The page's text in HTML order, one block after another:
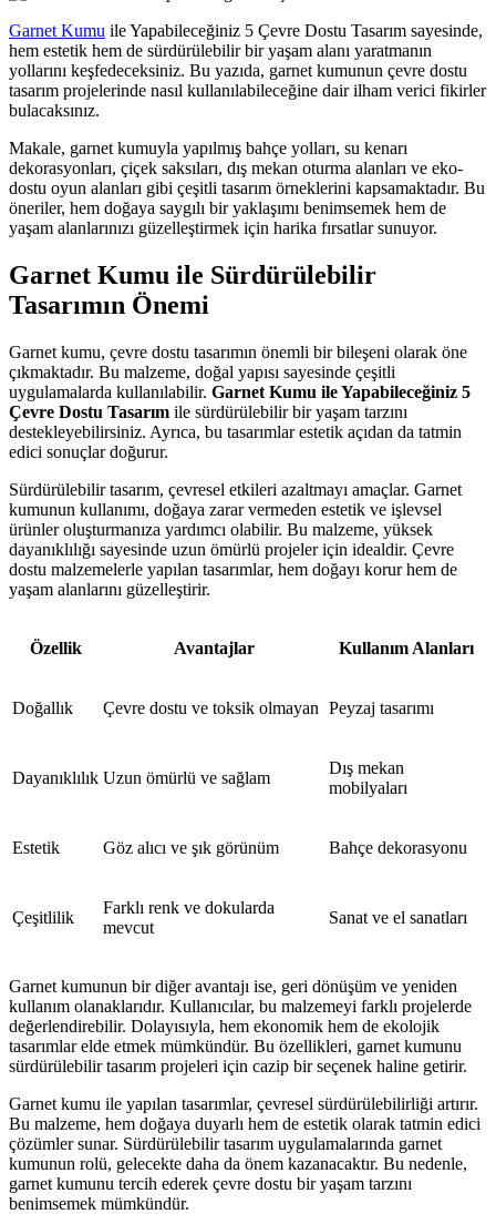
Garnet Kumu ile Yapabileceğiniz 5 Çevre Dostu Tasarım sayesinde,
hem estetik hem de sürdürülebilir bir yaşam alanı yaratmanın
yollarını keşfedeceksiniz. Bu yazıda, garnet kumunun çevre dostu
tasarım projelerinde nasıl kullanılabileceğine dair ilham verici fikirler
bulacaksınız.
Makale, garnet kumuyla yapılmış bahçe yolları, su kenarı
dekorasyonları, çiçek saksıları, dış mekan oturma alanları ve eko-
dostu oyun alanları gibi çeşitli tasarım örneklerini kapsamaktadır. Bu
öneriler, hem doğaya saygılı bir yaklaşımı benimsemek hem de
yaşam alanlarınızı güzelleştirmek için harika fırsatlar sunuyor.
Garnet Kumu ile Sürdürülebilir
Tasarımın Önemi
Garnet kumu, çevre dostu tasarımın önemli bir bileşeni olarak öne
çıkmaktadır. Bu malzeme, doğal yapısı sayesinde çeşitli
uygulamalarda kullanılabilir. Garnet Kumu ile Yapabileceğiniz 5
Çevre Dostu Tasarım ile sürdürülebilir bir yaşam tarzını
destekleyebilirsiniz. Ayrıca, bu tasarımlar estetik açıdan da tatmin
edici sonuçlar doğurur.
Sürdürülebilir tasarım, çevresel etkileri azaltmayı amaçlar. Garnet
kumunun kullanımı, doğaya zarar vermeden estetik ve işlevsel
ürünler oluşturmanıza yardımcı olabilir. Bu malzeme, yüksek
dayanıklılığı sayesinde uzun ömürlü projeler için idealdir. Çevre
dostu malzemelerle yapılan tasarımlar, hem doğayı korur hem de
yaşam alanlarını güzelleştirir.
Özellik Avantajlar Kullanım Alanları
Doğallık Çevre dostu ve toksik olmayan Peyzaj tasarımı
Dayanıklılık Uzun ömürlü ve sağlam
Dış mekan
mobilyaları
Estetik Göz alıcı ve şık görünüm Bahçe dekorasyonu
Çeşitlilik
Farklı renk ve dokularda
mevcut
Sanat ve el sanatları
Garnet kumunun bir diğer avantajı ise, geri dönüşüm ve yeniden
kullanım olanaklarıdır. Kullanıcılar, bu malzemeyi farklı projelerde
değerlendirebilir. Dolayısıyla, hem ekonomik hem de ekolojik
tasarımlar elde etmek mümkündür. Bu özellikleri, garnet kumunu
sürdürülebilir tasarım projeleri için cazip bir seçenek haline getirir.
Garnet kumu ile yapılan tasarımlar, çevresel sürdürülebilirliği artırır.
Bu malzeme, hem doğaya duyarlı hem de estetik olarak tatmin edici
çözümler sunar. Sürdürülebilir tasarım uygulamalarında garnet
kumunun rolü, gelecekte daha da önem kazanacaktır. Bu nedenle,
garnet kumunu tercih ederek çevre dostu bir yaşam tarzını
benimsemek mümkündür.